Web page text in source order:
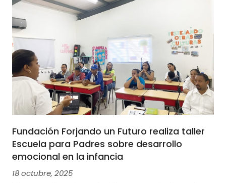
Fundación Forjando un Futuro realiza taller
Escuela para Padres sobre desarrollo
emocional en la infancia
18 octubre, 2025